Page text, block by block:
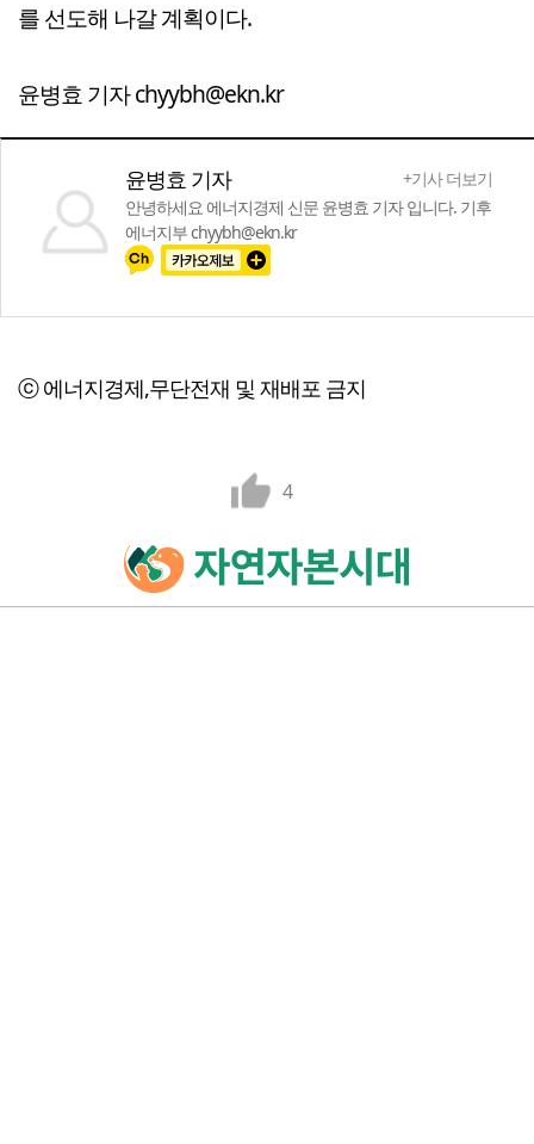
를 선도해 나갈 계획이다.
윤병효 기자 chyybh@ekn.kr
윤병효 기자
+기사 더보기
안녕하세요 에너지경제 신문 윤병효 기자 입니다. 기후
에너지부 chyybh@ekn.kr
ⓒ 에너지경제,무단전재 및 재배포 금지
4